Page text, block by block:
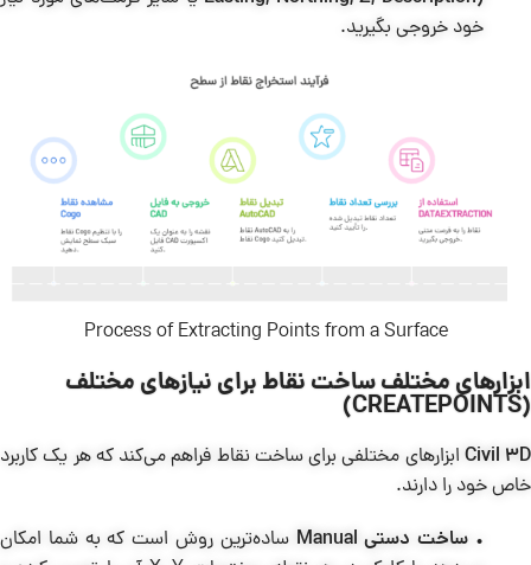
خود خروجی بگیرید.
Process of Extracting Points from a Surface
ابزارهای مختلف ساخت نقاط برای نیازهای مختلف
(CREATEPOINTS)
Civil 3D ابزارهای مختلفی برای ساخت نقاط فراهم می‌کند که هر یک کاربرد
خاص خود را دارند.
• ساخت دستی Manual
ساده‌ترین روش است که به شما امکان